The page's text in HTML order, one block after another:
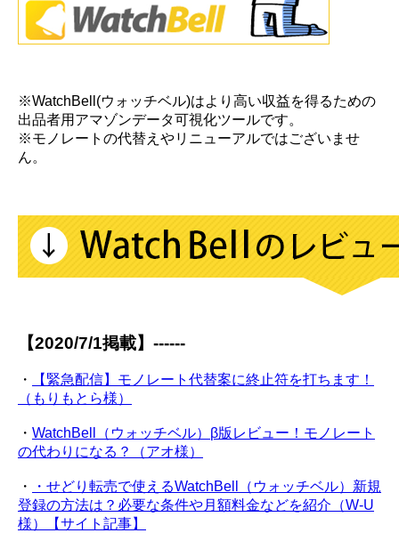
※WatchBell(ウォッチベル)はより高い収益を得るための
出品者用アマゾンデータ可視化ツールです。
※モノレートの代替えやリニューアルではございませ
ん。
【2020/7/1掲載】------
・
【緊急配信】モノレート代替案に終止符を打ちます！
（もりもとら様）
・ WatchBell（ウォッチベル）β版レビュー！モノレート
の代わりになる？（アオ様）
・
・せどり転売で使えるWatchBell（ウォッチベル）新規
登録の方法は？必要な条件や月額料金などを紹介（W-U
様）【サイト記事】